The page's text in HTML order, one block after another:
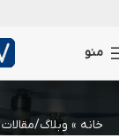
منو
خانه » وبلاگ/مقالات